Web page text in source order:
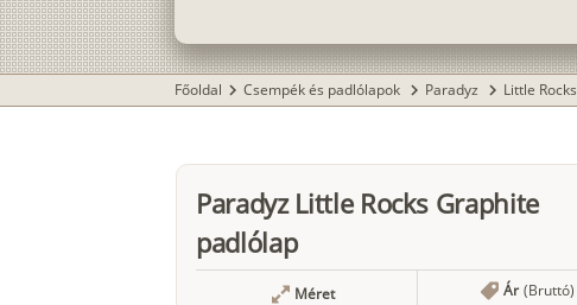
Főoldal chevron_right Csempék és padlólapok chevron_right Paradyz chevron_right Little Rocks
Paradyz Little Rocks Graphite
padlólap
Méret Ár (Bruttó)